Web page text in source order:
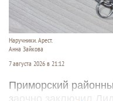
Наручники. Арест.
Анна Зайкова
7 августа 2026 в 21:12
Приморский
заочно заключил